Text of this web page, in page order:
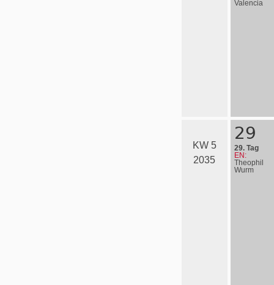
Valencia
KW 5
2035
29
29. Tag
EN:
Theophil
Wurm